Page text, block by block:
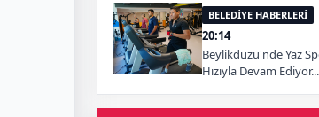
BELEDİYE HABERLERİ
20:14
Beylikdüzü'nde Yaz
Hızıyla Devam